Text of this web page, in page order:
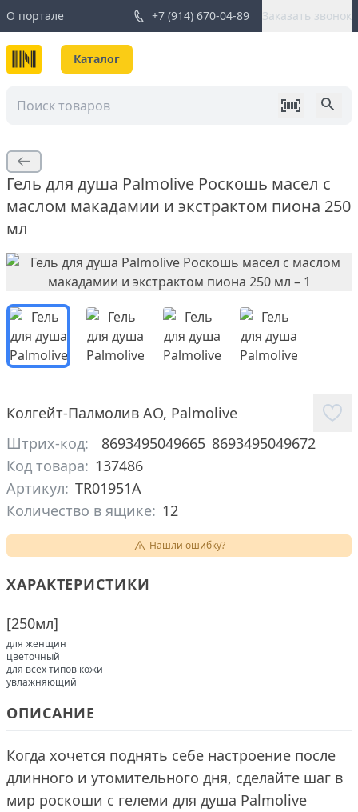
О портале +7 (914) 670-04-89 Заказать звонок
Каталог
Гель для душа Palmolive Роскошь масел с
маслом макадамии и экстрактом пиона 250
мл
Колгейт-Палмолив АО, Palmolive
Штрих-код:
8693495049665 8693495049672
Код товара: 137486
Артикул: TR01951A
Количество в ящике: 12
Нашли ошибку?
ХАРАКТЕРИСТИКИ
[250мл]
для женщин
цветочный
для всех типов кожи
увлажняющий
ОПИСАНИЕ
Когда хочется поднять себе настроение после
длинного и утомительного дня, сделайте шаг в
мир роскоши с гелеми для душа Palmolive